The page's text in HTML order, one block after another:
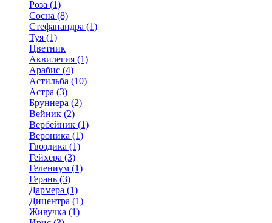
Роза (1)
Сосна (8)
Стефанандра (1)
Туя (1)
Цветник
Аквилегия (1)
Арабис (4)
Астильба (10)
Астра (3)
Бруннера (2)
Вейник (2)
Вербейник (1)
Вероника (1)
Гвоздика (1)
Гейхера (3)
Гелениум (1)
Герань (3)
Дармера (1)
Дицентра (1)
Живучка (1)